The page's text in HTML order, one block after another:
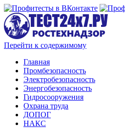
Перейти к содержимому
Главная
Промбезопасность
Электробезопасность
Энергобезопасность
Гидросооружения
Охрана труда
ДОПОГ
НАКС